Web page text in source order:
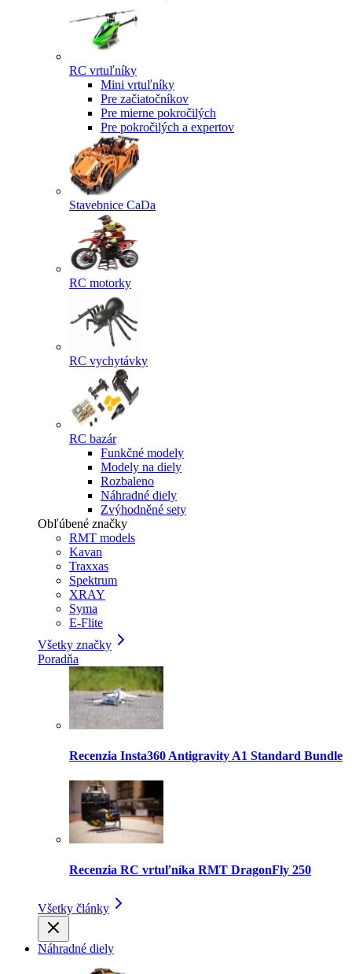
RC vrtuľníky
Mini vrtuľníky
Pre začiatočníkov
Pre mierne pokročilých
Pre pokročilých a expertov
Stavebnice CaDa
RC motorky
RC vychytávky
RC bazár
Funkčné modely
Modely na diely
Rozbaleno
Náhradné diely
Zvýhodněné sety
Obľúbené značky
RMT models
Kavan
Traxxas
Spektrum
XRAY
Syma
E-Flite
Všetky značky
Poradňa
Recenzia Insta360 Antigravity A1 Standard Bundle
Recenzia RC vrtuľníka RMT DragonFly 250
Všetky články
Náhradné diely